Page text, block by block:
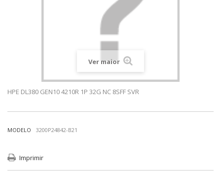
Ver maior
HPE DL380 GEN10 4210R 1P 32G NC 8SFF SVR
MODELO 3200P24842-B21
Imprimir